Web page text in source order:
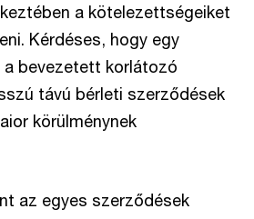
a kötelezettségeiket
Kérdéses, hogy egy
a bevezetett korlátozó
távú bérleti szerződések
körülménynek
az egyes szerződések